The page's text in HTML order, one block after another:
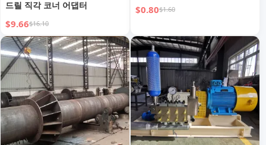
드릴 직각 코너 어댑터
$9.66$16.10
$0.80$1.60